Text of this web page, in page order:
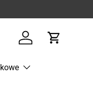
Zaloguj sięKoszyk